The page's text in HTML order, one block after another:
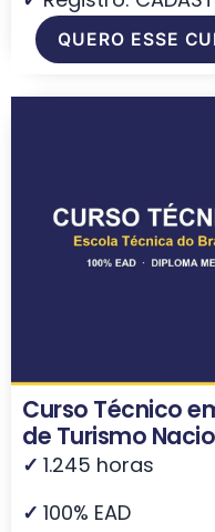
QUERO ESSE
Curso Técnico
de Turismo
✓ 1.245 horas
✓ 100% EAD